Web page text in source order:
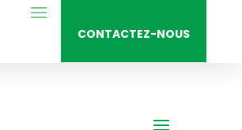
CONTACTEZ-NOUS